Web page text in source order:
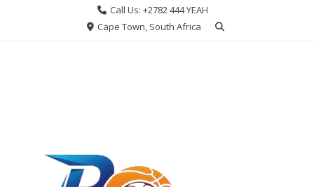
Call Us: +2782 444 YEAH
Cape Town, South Africa